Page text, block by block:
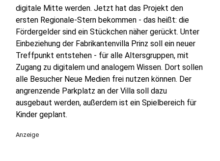
digitale Mitte werden. Jetzt hat das Projekt den
ersten Regionale-Stern bekommen - das heißt: die
Fördergelder sind ein Stückchen näher gerückt. Unter
Einbeziehung der Fabrikantenvilla Prinz soll ein neuer
Treffpunkt entstehen - für alle Altersgruppen, mit
Zugang zu digitalem und analogem Wissen. Dort sollen
alle Besucher Neue Medien frei nutzen können. Der
angrenzende Parkplatz an der Villa soll dazu
ausgebaut werden, außerdem ist ein Spielbereich für
Kinder geplant.
Anzeige